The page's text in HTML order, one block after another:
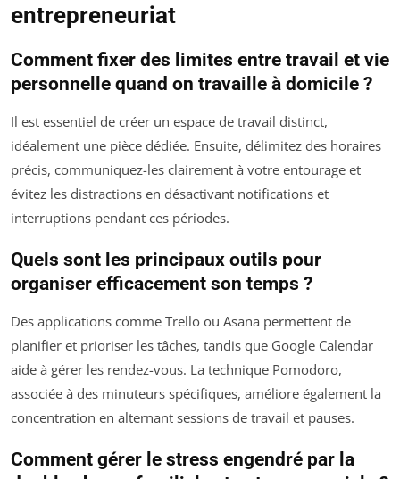
entrepreneuriat
Comment fixer des limites entre travail et vie
personnelle quand on travaille à domicile ?
Il est essentiel de créer un espace de travail distinct,
idéalement une pièce dédiée. Ensuite, délimitez des horaires
précis, communiquez-les clairement à votre entourage et
évitez les distractions en désactivant notifications et
interruptions pendant ces périodes.
Quels sont les principaux outils pour
organiser efficacement son temps ?
Des applications comme Trello ou Asana permettent de
planifier et prioriser les tâches, tandis que Google Calendar
aide à gérer les rendez-vous. La technique Pomodoro,
associée à des minuteurs spécifiques, améliore également la
concentration en alternant sessions de travail et pauses.
Comment gérer le stress engendré par la